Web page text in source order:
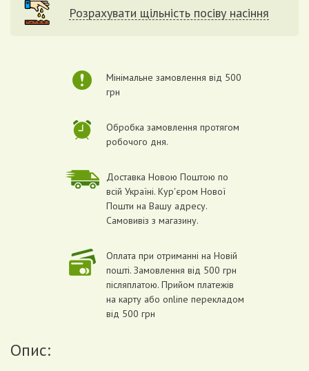
Розрахувати щільність посіву насіння
Мінімальне замовлення від 500
грн
Обробка замовлення протягом
робочого дня.
Доставка Новою Поштою по
всій Україні. Кур'єром Нової
Пошти на Вашу адресу.
Самовивіз з магазину.
Оплата при отриманні на Новій
пошті. Замовлення від 500 грн
післяплатою. Прийом платежів
на карту або online перекладом
від 500 грн
Опис: